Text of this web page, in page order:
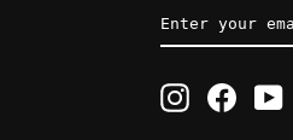
Instagram